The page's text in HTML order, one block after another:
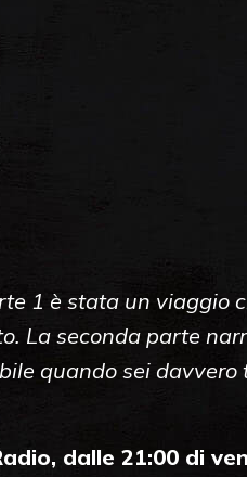
1 è stata un viaggio
La seconda parte
quando sei davvero
dalle 21:00 di